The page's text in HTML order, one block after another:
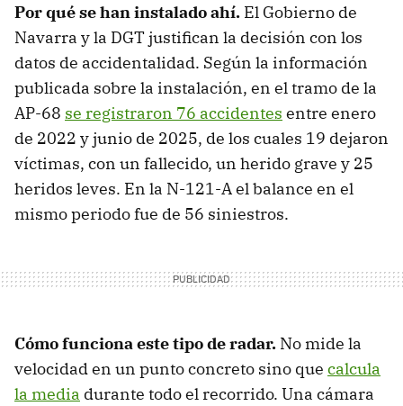
Por qué se han instalado ahí. El Gobierno de
Navarra y la DGT justifican la decisión con los
datos de accidentalidad. Según la información
publicada sobre la instalación, en el tramo de la
AP-68 se registraron 76 accidentes entre enero
de 2022 y junio de 2025, de los cuales 19 dejaron
víctimas, con un fallecido, un herido grave y 25
heridos leves. En la N-121-A el balance en el
mismo periodo fue de 56 siniestros.
Cómo funciona este tipo de radar. No mide la
velocidad en un punto concreto sino que calcula
la media durante todo el recorrido. Una cámara